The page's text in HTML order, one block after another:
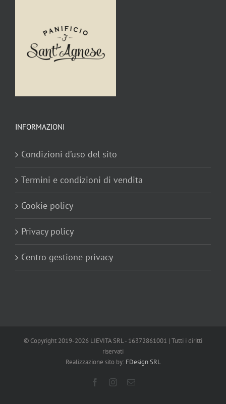
INFORMAZIONI
Condizioni d’uso del sito
Termini e condizioni di vendita
Cookie policy
Privacy policy
Centro gestione privacy
© Copyright 2019-2026 LIEVITA SRL - 16372861001 | Tutti i diritti
riservati
Realizzazione sito by: FDesign SRL
FacebookInstagram
Email